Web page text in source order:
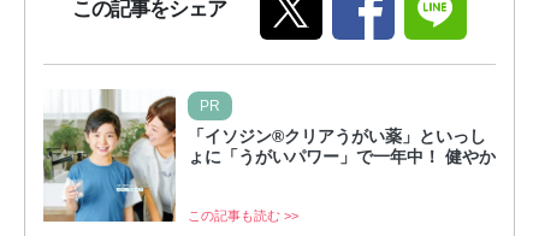
この記事をシェア
PR
「イソジン®クリアうがい薬」といっし
ょに「うがいパワー」で一年中！ 健やか
この記事も読む >>